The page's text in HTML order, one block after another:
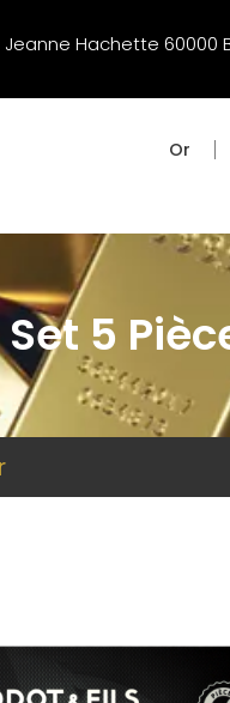
Hachette 60000
Or
Set 5